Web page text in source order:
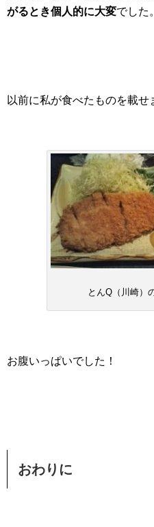
がるとき個人的に大変でした。
以前に私が食べたものを載せ
とんQ（川崎）
お腹いっぱいでした！
おわりに